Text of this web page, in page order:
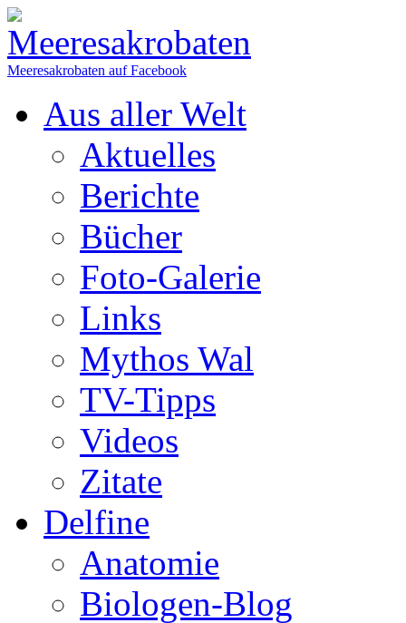
Meeresakrobaten auf Facebook
Aus aller Welt
Aktuelles
Berichte
Bücher
Foto-Galerie
Links
Mythos Wal
TV-Tipps
Videos
Zitate
Delfine
Anatomie
Biologen-Blog